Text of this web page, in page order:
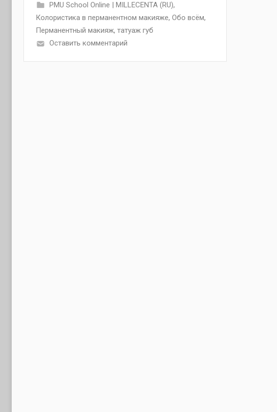
PMU School Online | MILLECENTA (RU),
Колористика в перманентном макияже, Обо всём,
Перманентный макияж, татуаж губ
Оставить комментарий